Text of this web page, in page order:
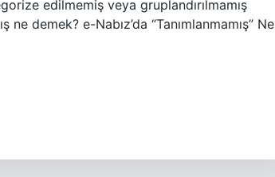
edilmemiş veya gruplandırılmamış
demek? e-Nabız’da “Tanımlanmamış” Ne